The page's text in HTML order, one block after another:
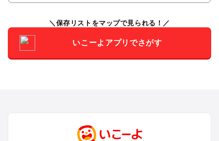
保存リストをマップで見られる！
いこーよアプリでさがす